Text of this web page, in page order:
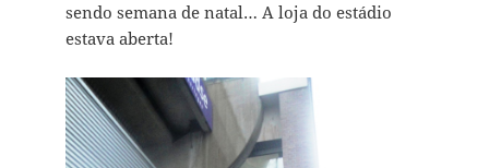
sendo semana de natal… A loja do estádio
estava aberta!